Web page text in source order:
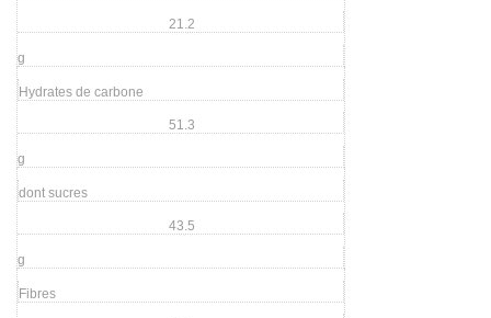
21.2
g
Hydrates de carbone
51.3
g
dont sucres
43.5
g
Fibres